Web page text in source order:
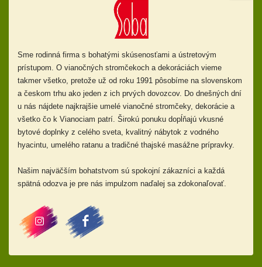
Sme rodinná firma s bohatými skúsenosťami a ústretovým
prístupom. O vianočných stromčekoch a dekoráciách vieme
takmer všetko, pretože už od roku 1991 pôsobíme na slovenskom
a českom trhu ako jeden z ich prvých dovozcov. Do dnešných dní
u nás nájdete najkrajšie umelé vianočné stromčeky, dekorácie a
všetko čo k Vianociam patrí. Širokú ponuku dopĺňajú vkusné
bytové doplnky z celého sveta, kvalitný nábytok z vodného
hyacintu, umelého ratanu a tradičné thajské masážne prípravky.
Našim najväčším bohatstvom sú spokojní zákazníci a každá
spätná odozva je pre nás impulzom naďalej sa zdokonaľovať.